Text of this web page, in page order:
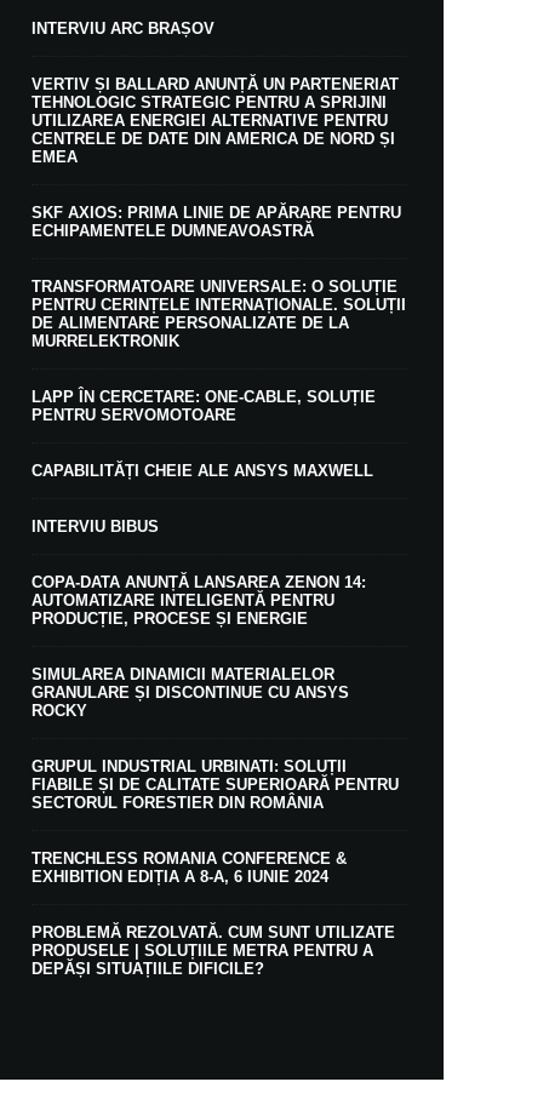
INTERVIU ARC BRAȘOV
VERTIV ȘI BALLARD ANUNȚĂ UN PARTENERIAT
TEHNOLOGIC STRATEGIC PENTRU A SPRIJINI
UTILIZAREA ENERGIEI ALTERNATIVE PENTRU
CENTRELE DE DATE DIN AMERICA DE NORD ȘI
EMEA
SKF AXIOS: PRIMA LINIE DE APĂRARE PENTRU
ECHIPAMENTELE DUMNEAVOASTRĂ
TRANSFORMATOARE UNIVERSALE: O SOLUȚIE
PENTRU CERINȚELE INTERNAȚIONALE. SOLUȚII
DE ALIMENTARE PERSONALIZATE DE LA
MURRELEKTRONIK
LAPP ÎN CERCETARE: ONE-CABLE, SOLUȚIE
PENTRU SERVOMOTOARE
CAPABILITĂȚI CHEIE ALE ANSYS MAXWELL
INTERVIU BIBUS
COPA-DATA ANUNȚĂ LANSAREA ZENON 14:
AUTOMATIZARE INTELIGENTĂ PENTRU
PRODUCȚIE, PROCESE ȘI ENERGIE
SIMULAREA DINAMICII MATERIALELOR
GRANULARE ȘI DISCONTINUE CU ANSYS
ROCKY
GRUPUL INDUSTRIAL URBINATI: SOLUȚII
FIABILE ȘI DE CALITATE SUPERIOARĂ PENTRU
SECTORUL FORESTIER DIN ROMÂNIA
TRENCHLESS ROMANIA CONFERENCE &
EXHIBITION EDIȚIA A 8-A, 6 IUNIE 2024
PROBLEMĂ REZOLVATĂ. CUM SUNT UTILIZATE
PRODUSELE | SOLUȚIILE METRA PENTRU A
DEPĂȘI SITUAȚIILE DIFICILE?